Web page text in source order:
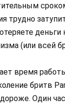
трудно
деньги
(или всей
время
бритв
Один